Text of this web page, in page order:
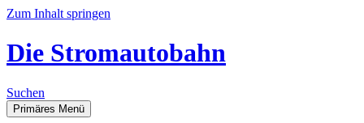
Zum Inhalt springen
Die Stromautobahn
Suchen
Primäres Menü